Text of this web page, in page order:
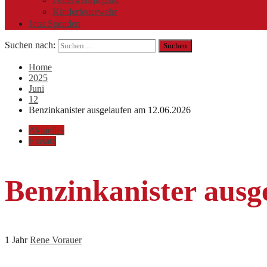
Kinderfeuerwehr
Jetzt Spenden
Suchen nach:
Home
2025
Juni
12
Benzinkanister ausgelaufen am 12.06.2026
Aktuelles
Einsatz
Benzinkanister
1 JahrRene Vorauer